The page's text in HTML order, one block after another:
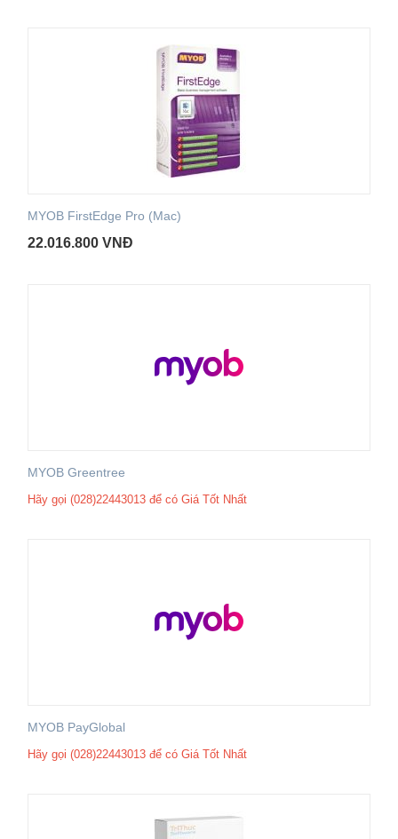
MYOB FirstEdge Pro (Mac)
22.016.800 VNĐ
MYOB Greentree
Hãy gọi (028)22443013 để có Giá Tốt Nhất
MYOB PayGlobal
Hãy gọi (028)22443013 để có Giá Tốt Nhất